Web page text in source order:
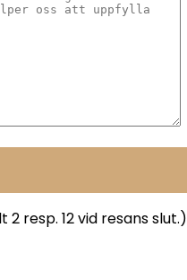
2 resp. 12 vid resans slut.)